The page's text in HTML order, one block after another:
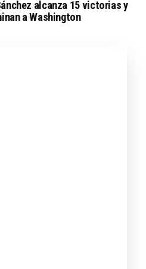
alcanza 15 victorias y
a Washington